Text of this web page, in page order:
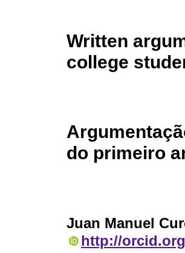
Written
college
do primeiro
Juan Manuel
http://